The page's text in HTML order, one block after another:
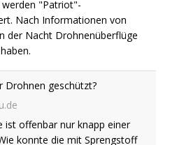
offenbar nur knapp einer
konnte die mit Sprengstoff
kommen? Wer ist für die
wo gibt es Lücken? Von
zu Vorfall mit Sprengstoff-